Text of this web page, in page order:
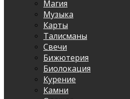
Магия
Музыка
Карты
Талисманы
Свечи
Бижютерия
Биолокация
Курение
Камни